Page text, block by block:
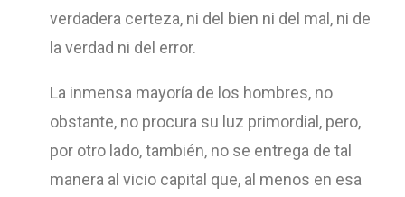
verdadera certeza, ni del bien ni del mal, ni de
la verdad ni del error.
La inmensa mayoría de los hombres, no
obstante, no procura su luz primordial, pero,
por otro lado, también, no se entrega de tal
manera al vicio capital que, al menos en esa